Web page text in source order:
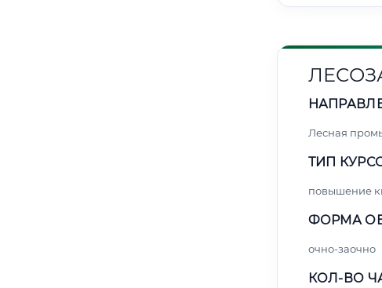
Лесная
ТИП
повышение
ФОРМА
очно-заочно
КОЛ-ВО